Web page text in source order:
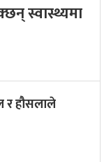
स्वास्थ्यमा
र हौसलाले